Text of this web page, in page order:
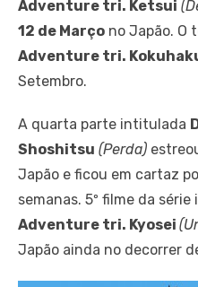
Adventure tri. Ketsui
12 de Março no Japão. O
Adventure tri.
Setembro.
A quarta parte intitulada
Shoshitsu (Perda)
Japão e ficou em cartaz
semanas. 5º filme da
Adventure tri. Kyosei
Japão ainda no decorrer